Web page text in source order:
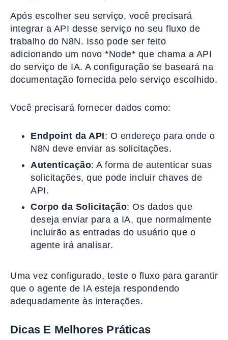
Após escolher seu serviço, você precisará
integrar a API desse serviço no seu fluxo de
trabalho do N8N. Isso pode ser feito
adicionando um novo *Node* que chama a API
do serviço de IA. A configuração se baseará na
documentação fornecida pelo serviço escolhido.
Você precisará fornecer dados como:
Endpoint da API: O endereço para onde o
N8N deve enviar as solicitações.
Autenticação: A forma de autenticar suas
solicitações, que pode incluir chaves de
API.
Corpo da Solicitação: Os dados que
deseja enviar para a IA, que normalmente
incluirão as entradas do usuário que o
agente irá analisar.
Uma vez configurado, teste o fluxo para garantir
que o agente de IA esteja respondendo
adequadamente às interações.
Dicas E Melhores Práticas